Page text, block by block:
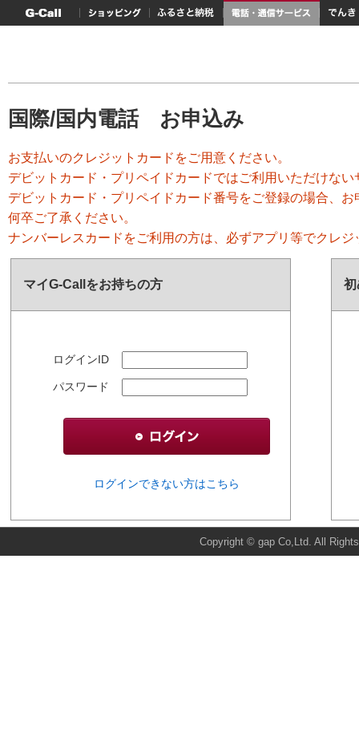
国際/国内電話 お申込み
お支払いのクレジットカードをご用意ください。
デビットカード・プリペイドカードではご利用いただけない
デビットカード・プリペイドカード番号をご登録の場合、
何卒ご了承ください。
ナンバーレスカードをご利用の方は、必ずアプリ等でクレ
マイG-Callをお持ちの方
ログインID
パスワード
ログインできない方はこちら
Copyright © gap Co,Ltd. All